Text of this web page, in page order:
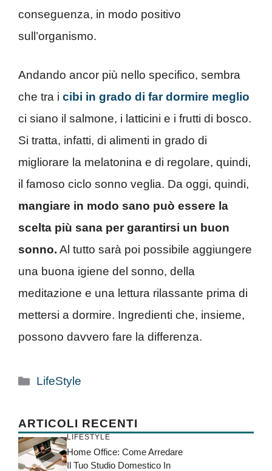
conseguenza, in modo positivo
sull’organismo.
Andando ancor più nello specifico, sembra
che tra i cibi in grado di far dormire meglio
ci siano il salmone, i latticini e i frutti di bosco.
Si tratta, infatti, di alimenti in grado di
migliorare la melatonina e di regolare, quindi,
il famoso ciclo sonno veglia. Da oggi, quindi,
mangiare in modo sano può essere la
scelta più sana per garantirsi un buon
sonno. Al tutto sarà poi possibile aggiungere
una buona igiene del sonno, della
meditazione e una lettura rilassante prima di
mettersi a dormire. Ingredienti che, insieme,
possono davvero fare la differenza.
Categorie
LifeStyle
ARTICOLI RECENTI
LIFESTYLE
Home Office: Come Arredare
Il Tuo Studio Domestico In